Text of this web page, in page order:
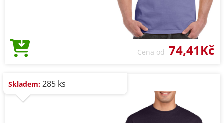
Cena od 74,41Kč
Skladem: 285 ks